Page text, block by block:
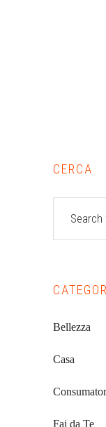
CERCA
website
Bellezza
Casa
Fai da Te